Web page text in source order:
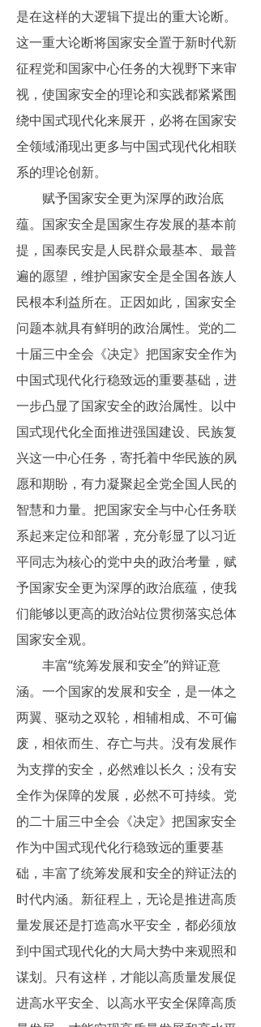
是在这样的大逻辑下提出的重大论断。
这一重大论断将国家安全置于新时代新
征程党和国家中心任务的大视野下来审
视，使国家安全的理论和实践都紧紧围
绕中国式现代化来展开，必将在国家安
全领域涌现出更多与中国式现代化相联
系的理论创新。
赋予国家安全更为深厚的政治底
蕴。国家安全是国家生存发展的基本前
提，国泰民安是人民群众最基本、最普
遍的愿望，维护国家安全是全国各族人
民根本利益所在。正因如此，国家安全
问题本就具有鲜明的政治属性。党的二
十届三中全会《决定》把国家安全作为
中国式现代化行稳致远的重要基础，进
一步凸显了国家安全的政治属性。以中
国式现代化全面推进强国建设、民族复
兴这一中心任务，寄托着中华民族的夙
愿和期盼，有力凝聚起全党全国人民的
智慧和力量。把国家安全与中心任务联
系起来定位和部署，充分彰显了以习近
平同志为核心的党中央的政治考量，赋
予国家安全更为深厚的政治底蕴，使我
们能够以更高的政治站位贯彻落实总体
国家安全观。
丰富“统筹发展和安全”的辩证意
涵。一个国家的发展和安全，是一体之
两翼、驱动之双轮，相辅相成、不可偏
废，相依而生、存亡与共。没有发展作
为支撑的安全，必然难以长久；没有安
全作为保障的发展，必然不可持续。党
的二十届三中全会《决定》把国家安全
作为中国式现代化行稳致远的重要基
础，丰富了统筹发展和安全的辩证法的
时代内涵。新征程上，无论是推进高质
量发展还是打造高水平安全，都必须放
到中国式现代化的大局大势中来观照和
谋划。只有这样，才能以高质量发展促
进高水平安全、以高水平安全保障高质